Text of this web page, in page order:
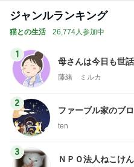
ジャンルランキング
猫との生活 26,774人参加中
1
母さんは今日も世
藤緒 ミルカ
2
ファーブル家のブ
ten
3
ＮＰＯ法人ねこけ